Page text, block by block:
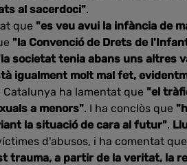
al sacerdoci".
que "es veu avui la infància de
"la Convenció de Drets de
societat tenia abans uns altres
igualment molt mal fet,
ha lamentat que "el
a menors". I ha conclòs que
la situació de cara al futur".
d'abusos, i ha comentat que
trauma, a partir de la veritat, la